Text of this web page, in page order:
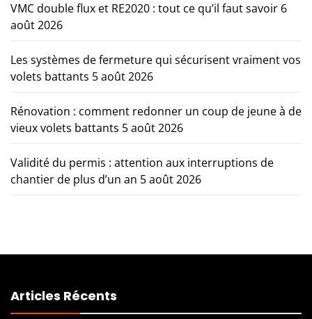
VMC double flux et RE2020 : tout ce qu’il faut savoir 6
août 2026
Les systèmes de fermeture qui sécurisent vraiment vos
volets battants 5 août 2026
Rénovation : comment redonner un coup de jeune à de
vieux volets battants 5 août 2026
Validité du permis : attention aux interruptions de
chantier de plus d’un an 5 août 2026
Articles Récents